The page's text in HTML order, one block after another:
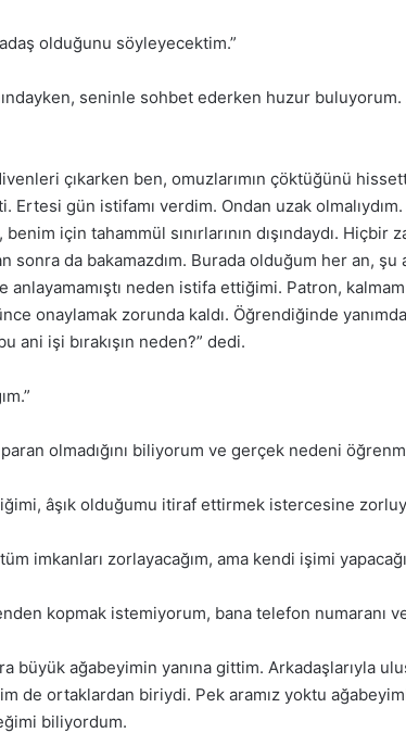
olduğunu söyleyecektim.”
seninle sohbet ederken huzur buluyorum.
çıkarken ben, omuzlarımın çöktüğünü
Ertesi gün istifamı verdim. Ondan uzak
için tahammül sınırlarının dışındaydı. Hiçbir
sonra da bakamazdım. Burada olduğum her an,
anlayamamıştı neden istifa ettiğimi. Patron,
onaylamak zorunda kaldı. Öğrendiğinde
ani işi bırakışın neden?” dedi.
olmadığını biliyorum ve gerçek nedeni
âşık olduğumu itiraf ettirmek istercesine
imkanları zorlayacağım, ama kendi işimi
kopmak istemiyorum, bana telefon numaranı
büyük ağabeyimin yanına gittim. Arkadaşlarıyla
de ortaklardan biriydi. Pek aramız yoktu
biliyordum.